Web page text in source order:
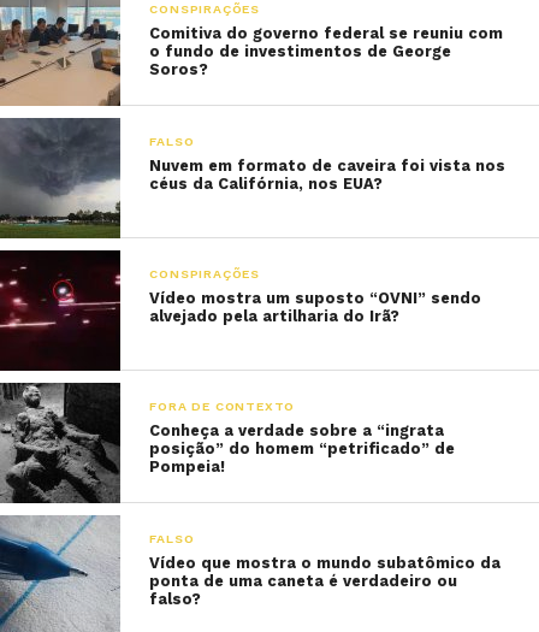
CONSPIRAÇÕES
Comitiva do governo federal se reuniu com
o fundo de investimentos de George
Soros?
FALSO
Nuvem em formato de caveira foi vista nos
céus da Califórnia, nos EUA?
CONSPIRAÇÕES
Vídeo mostra um suposto “OVNI” sendo
alvejado pela artilharia do Irã?
FORA DE CONTEXTO
Conheça a verdade sobre a “ingrata
posição” do homem “petrificado” de
Pompeia!
FALSO
Vídeo que mostra o mundo subatômico da
ponta de uma caneta é verdadeiro ou
falso?